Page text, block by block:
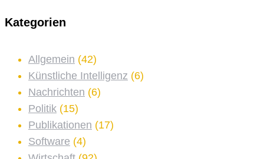
Kategorien
Allgemein (42)
Künstliche Intelligenz (6)
Nachrichten (6)
Politik (15)
Publikationen (17)
Software (4)